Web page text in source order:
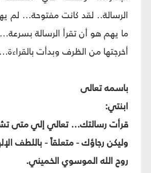
الرسالة.. لقد كانت مفتوحة... لم
ما يهم هو أن تقرأ الرسالة بسرعة...
أخرجتها من الظرف وبدأت بالقراءة...
باسمه تعالى
ابنتي:
قرأت رسالتك... تعالي إلي متى
وليكن رجاؤك - متعلقاً - باللطف
روح الله الموسوي الخميني.